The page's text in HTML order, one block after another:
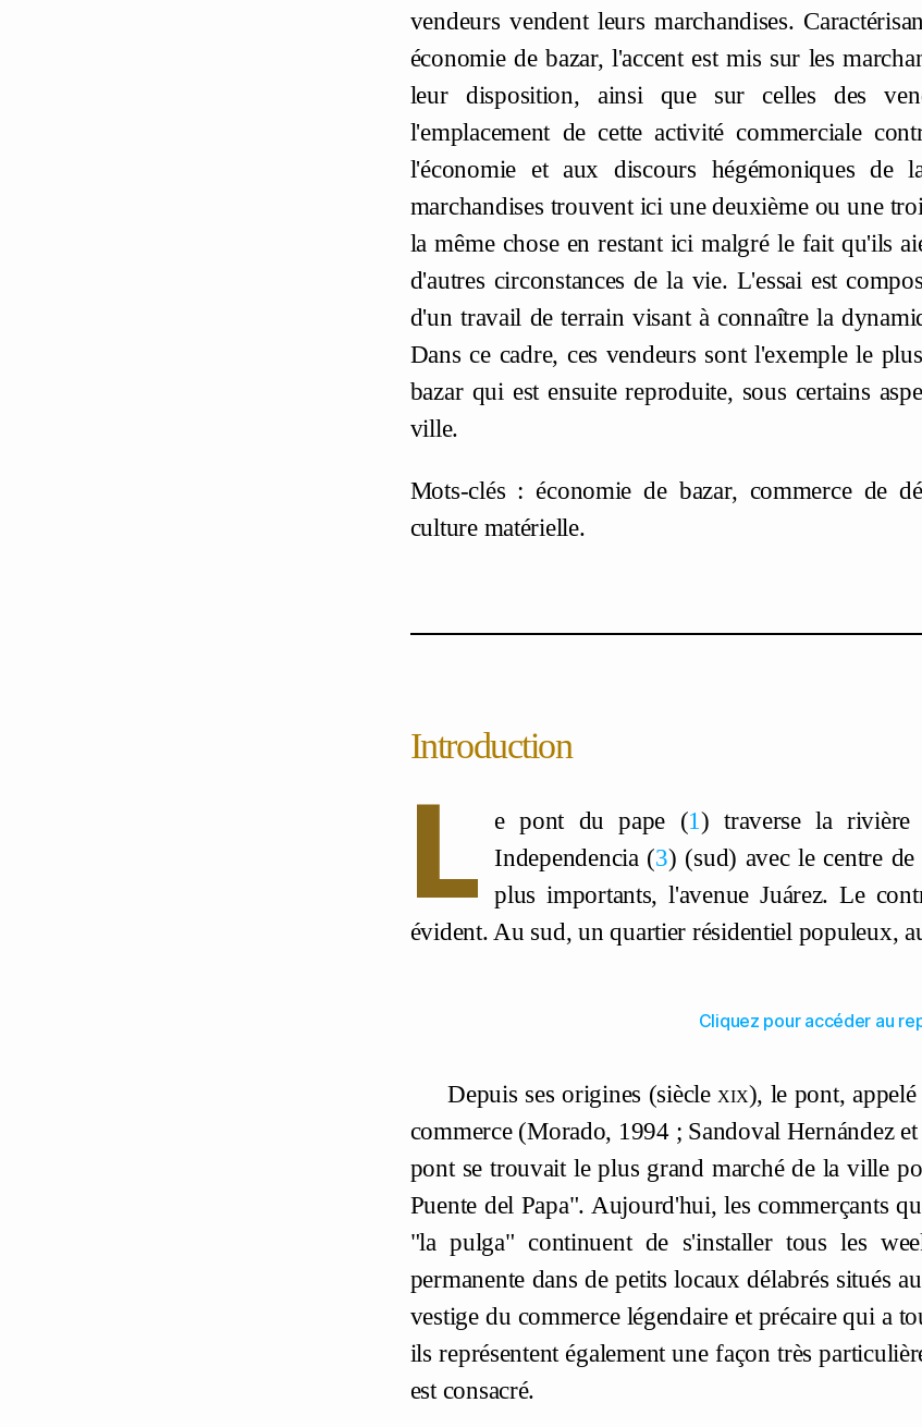
vendeurs vendent leurs marchandises.
économie de bazar, l'accent est mis sur les
leur disposition, ainsi que sur celles des
l'emplacement de cette activité commerciale
l'économie et aux discours hégémoniques
marchandises trouvent ici une deuxième ou une
la même chose en restant ici malgré le fait qu'ils
d'autres circonstances de la vie. L'essai est
d'un travail de terrain visant à connaître la
Dans ce cadre, ces vendeurs sont l'exemple le
bazar qui est ensuite reproduite, sous certains
ville.
Mots-clés : économie de bazar, commerce de
culture matérielle.
Introduction
L e pont du pape 1 traverse la rivière
Independencia
3
(sud) avec le centre
plus importants, l'avenue Juárez. Le
évident. Au sud, un quartier résidentiel populeux,
Cliquez pour accéder au
Depuis ses origines (sièclexix), le pont,
commerce (Morado, 1994 ; Sandoval Hernández
pont se trouvait le plus grand marché de la ville
Puente del Papa". Aujourd'hui, les commerçants
"la pulga" continuent de s'installer tous les
permanente dans de petits locaux délabrés situés
vestige du commerce légendaire et précaire qui a
ils représentent également une façon très
est consacré.